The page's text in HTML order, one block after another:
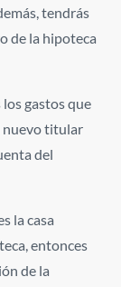
tendrás
de la hipoteca
gastos que
nuevo titular
del
la casa
entonces
de la